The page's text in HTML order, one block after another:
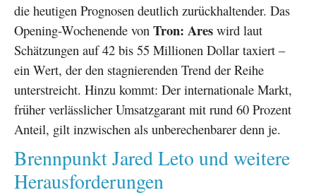
die heutigen Prognosen deutlich zurückhaltender. Das
Opening-Wochenende von Tron: Ares wird laut
Schätzungen auf 42 bis 55 Millionen Dollar taxiert –
ein Wert, der den stagnierenden Trend der Reihe
unterstreicht. Hinzu kommt: Der internationale Markt,
früher verlässlicher Umsatzgarant mit rund 60 Prozent
Anteil, gilt inzwischen als unberechenbarer denn je.
Brennpunkt Jared Leto und weitere
Herausforderungen